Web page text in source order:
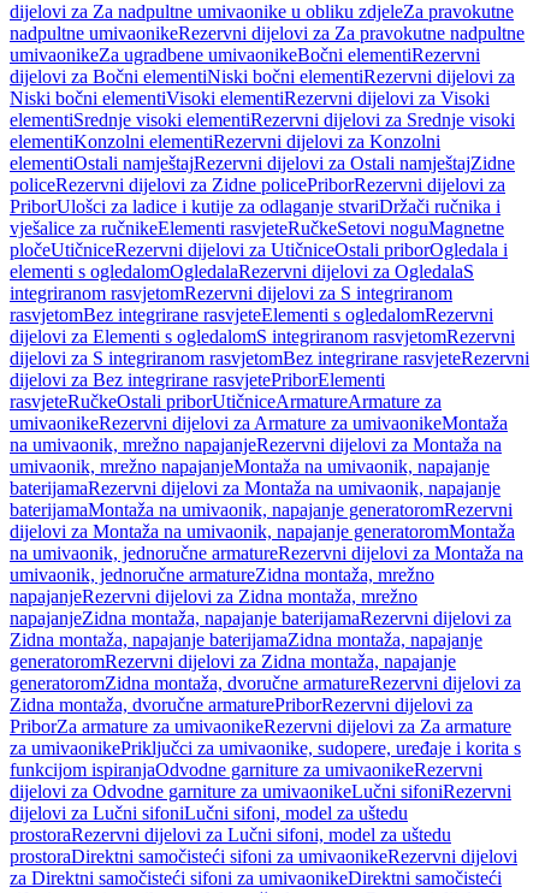
dijelovi za Za nadpultne umivaonike u obliku zdjeleZa pravokutne
nadpultne umivaonikeRezervni dijelovi za Za pravokutne nadpultne
umivaonikeZa ugradbene umivaonikeBočni elementiRezervni
dijelovi za Bočni elementiNiski bočni elementiRezervni dijelovi za
Niski bočni elementiVisoki elementiRezervni dijelovi za Visoki
elementiSrednje visoki elementiRezervni dijelovi za Srednje visoki
elementiKonzolni elementiRezervni dijelovi za Konzolni
elementiOstali namještajRezervni dijelovi za Ostali namještajZidne
policeRezervni dijelovi za Zidne policePriborRezervni dijelovi za
PriborUlošci za ladice i kutije za odlaganje stvariDržači ručnika i
vješalice za ručnikeElementi rasvjeteRučkeSetovi noguMagnetne
pločeUtičniceRezervni dijelovi za UtičniceOstali priborOgledala i
elementi s ogledalomOgledalaRezervni dijelovi za OgledalaS
integriranom rasvjetomRezervni dijelovi za S integriranom
rasvjetomBez integrirane rasvjeteElementi s ogledalomRezervni
dijelovi za Elementi s ogledalomS integriranom rasvjetomRezervni
dijelovi za S integriranom rasvjetomBez integrirane rasvjeteRezervni
dijelovi za Bez integrirane rasvjetePriborElementi
rasvjeteRučkeOstali priborUtičniceArmatureArmature za
umivaonikeRezervni dijelovi za Armature za umivaonikeMontaža
na umivaonik, mrežno napajanjeRezervni dijelovi za Montaža na
umivaonik, mrežno napajanjeMontaža na umivaonik, napajanje
baterijamaRezervni dijelovi za Montaža na umivaonik, napajanje
baterijamaMontaža na umivaonik, napajanje generatoromRezervni
dijelovi za Montaža na umivaonik, napajanje generatoromMontaža
na umivaonik, jednoručne armatureRezervni dijelovi za Montaža na
umivaonik, jednoručne armatureZidna montaža, mrežno
napajanjeRezervni dijelovi za Zidna montaža, mrežno
napajanjeZidna montaža, napajanje baterijamaRezervni dijelovi za
Zidna montaža, napajanje baterijamaZidna montaža, napajanje
generatoromRezervni dijelovi za Zidna montaža, napajanje
generatoromZidna montaža, dvoručne armatureRezervni dijelovi za
Zidna montaža, dvoručne armaturePriborRezervni dijelovi za
PriborZa armature za umivaonikeRezervni dijelovi za Za armature
za umivaonikePriključci za umivaonike, sudopere, uređaje i korita s
funkcijom ispiranjaOdvodne garniture za umivaonikeRezervni
dijelovi za Odvodne garniture za umivaonikeLučni sifoniRezervni
dijelovi za Lučni sifoniLučni sifoni, model za uštedu
prostoraRezervni dijelovi za Lučni sifoni, model za uštedu
prostoraDirektni samočisteći sifoni za umivaonikeRezervni dijelovi
za Direktni samočisteći sifoni za umivaonikeDirektni samočisteći